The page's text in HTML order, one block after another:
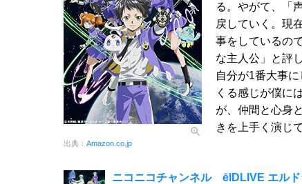
出典： Amazon.co.jp
る。やがて、「
戻していく。現
事をしているの
な主人公」と評
自分が1番大事
くる感じが僕に
が、仲間と心身
きを上手く演じ
ニコニコチャンネル ēlDLIVE エル